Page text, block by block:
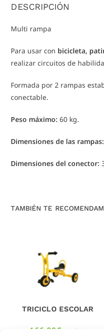
DESCRIPCIÓN
Multi rampa
Para usar con bicicleta,
realizar circuitos de
Formada por 2 rampas
conectable.
Peso máximo: 60 kg.
Dimensiones de las rampas:
Dimensiones del conector:
TAMBIÉN TE
TRICICLO ESCOLAR
166,00€ sin IVA